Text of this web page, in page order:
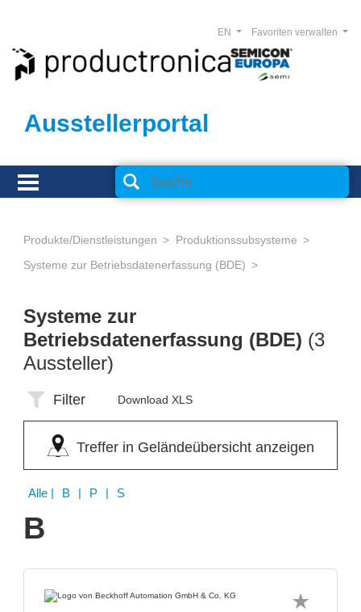
Ausstellerportal
Favoriten verwalten
EN
Produkte/Dienstleistungen
Produktionssubsysteme
Systeme zur Betriebsdatenerfassung (BDE)
Systeme zur
Betriebsdatenerfassung (BDE) (3
Aussteller)
Filter Download XLS
Treffer in Geländeübersicht anzeigen
Alle | B | P | S
B